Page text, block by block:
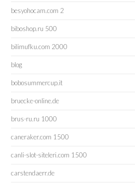
besyohocam.com 2
biboshop.ru 500
bilimufku.com 2000
blog
bobosummercup.it
bruecke-online.de
brus-ru.ru 1000
caneraker.com 1500
canli-slot-siteleri.com 1500
carstendaerr.de